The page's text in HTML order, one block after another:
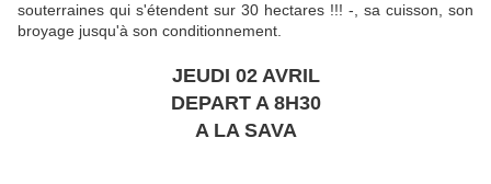
souterraines qui s'étendent sur 30 hectares !!! -, sa cuisson, son
broyage jusqu'à son conditionnement.
JEUDI 02 AVRIL
DEPART A 8H30
A LA SAVA